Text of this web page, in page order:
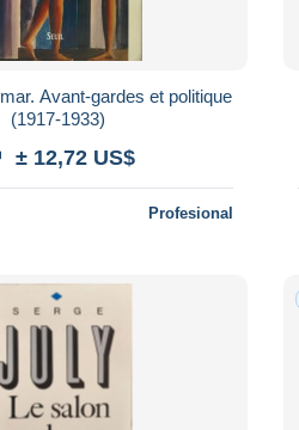
Avant-gardes et politique
(1917-1933)
± 12,72 US$
Profesional